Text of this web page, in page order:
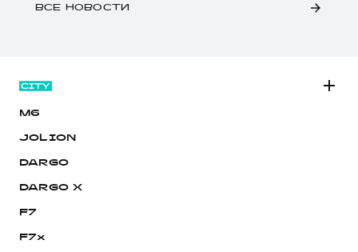
ВСЕ НОВОСТИ
M6
JOLION
DARGO
DARGO Х
F7
F7x